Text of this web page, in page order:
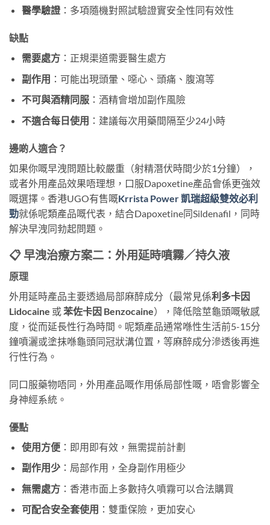
醫學驗證：多項隨機對照試驗證實安全性同有效性
缺點
需要處方：正規渠道需要醫生處方
副作用 ：可能出現頭暈、噁心、頭痛、腹瀉等
不可與酒精同服：酒精會增加副作風險
不適合每日使用 ：建議每次用藥間隔至少24小時
邊啲人適合？
如果你嘅早洩問題比較嚴重（射精潛伏時間少於1分鐘），
或者外用產品效果唔理想，口服Dapoxetine產品會係更強效
嘅選擇。香港UGO有售嘅Krrista Power 凱瑞超級雙效必利
勁就係呢類產品嘅代表，結合Dapoxetine同Sildenafil，同時
解決早洩同勃起問題。
📋 早洩治療方案二：外用延時噴霧／持久液
原理
外用延時產品主要透過局部麻醉成分（最常見係利多卡因
Lidocaine 或苯佐卡因 Benzocaine），降低陰莖龜頭嘅敏感
度，從而延長性行為時間。呢類產品通常喺性生活前5-15分
鐘噴灑或塗抹喺龜頭同冠狀溝位置，等麻醉成分滲透後再進
行性行為。
同口服藥物唔同，外用產品嘅作用係局部性嘅，唔會影響全
身神經系統。
優點
使用方便：即用即有效，無需提前計劃
副作用少：局部作用，全身副作用極少
無需處方：香港市面上多數持久噴霧可以合法購買
可配合安全套使用 ：雙重保險，更加安心